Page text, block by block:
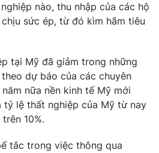
và báo điện tử số 483/GP-BTTTT
Thị Mỹ Hạnh, Phạm Quốc Thắng,
931 - 024.38 355 932
nào, thu nhập của các hộ
sức ép, từ đó kìm hãm tiêu
tại Mỹ đã giảm trong những
dự báo của các chuyên
nữa nền kinh tế Mỹ mới
tỷ lệ thất nghiệp của Mỹ từ nay
10%.
tắc trong việc thông qua